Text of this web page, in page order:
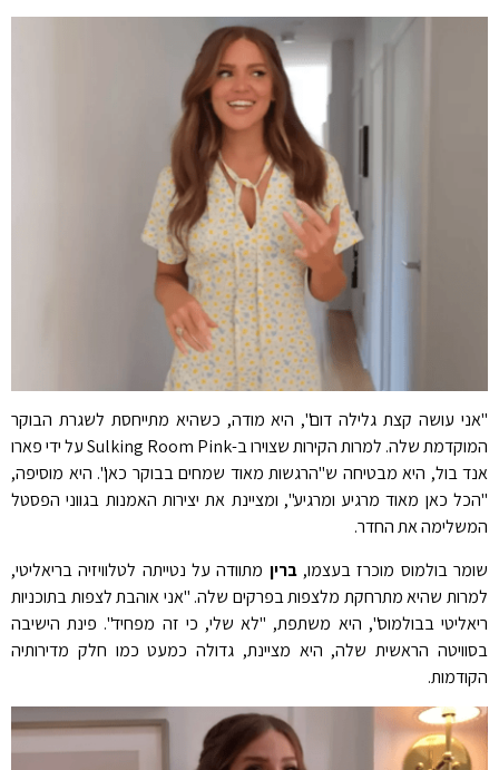
"אני עושה קצת גלילה דום", היא מודה, כשהיא מתייחסת לשגרת הבוקר
המוקדמת שלה. למרות הקירות שצוירו ב-Sulking Room Pink על ידי פארו
אנד בול, היא מבטיחה ש"הרגשות מאוד שמחים בבוקר כאן". היא מוסיפה,
"הכל כאן מאוד מרגיע ומרגיע", ומציינת את יצירות האמנות בגווני הפסטל
המשלימה את החדר.
שומר בולמוס מוכרז בעצמו,ברין מתוודה על נטייתה לטלוויזיה בריאליטי,
למרות שהיא מתרחקת מלצפות בפרקים שלה. "אני אוהבת לצפות בתוכניות
ריאליטי בבולמוס", היא משתפת, "לא שלי, כי זה מפחיד". פינת הישיבה
בסוויטה הראשית שלה, היא מציינת, גדולה כמעט כמו חלק מדירותיה
הקודמות.